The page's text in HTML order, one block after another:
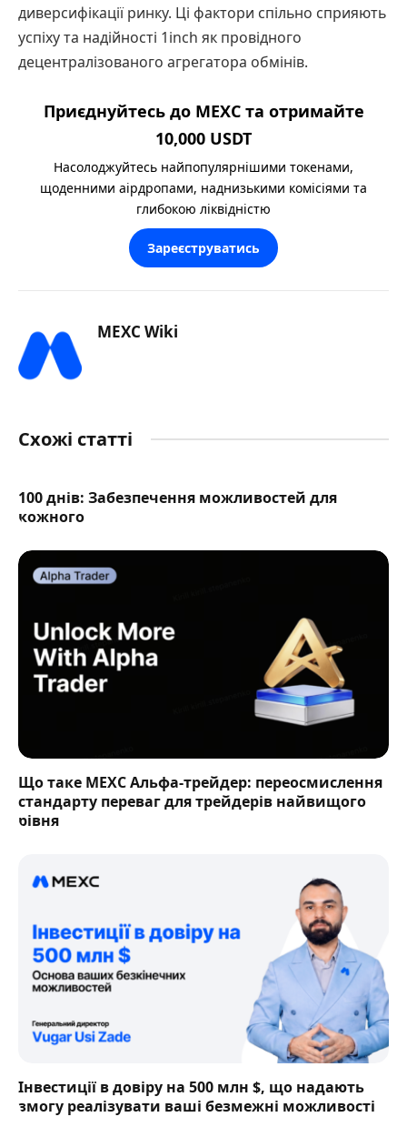
диверсифікації ринку. Ці фактори спільно сприяють
успіху та надійності 1inch як провідного
децентралізованого агрегатора обмінів.
Приєднуйтесь до MEXC та отримайте
10,000 USDT
Насолоджуйтесь найпопулярнішими токенами,
щоденними аірдропами, наднизькими комісіями та
глибокою ліквідністю
Зареєструватись
MEXC Wiki
Схожі статті
100 днів: Забезпечення можливостей для
кожного
Що таке MEXC Альфа-трейдер: переосмислення
стандарту переваг для трейдерів найвищого
рівня
Інвестиції в довіру на 500 млн $, що надають
змогу реалізувати ваші безмежні можливості